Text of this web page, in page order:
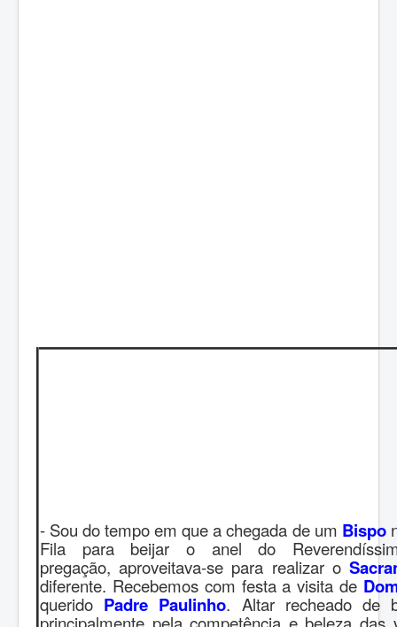
- Sou do tempo em que a chegada de um Bispo
Fila para beijar o anel do
pregação,aproveitava-se para realizar o
diferente. Recebemos com festa a visita de
querido Padre Paulinho. Altar recheado de
principalmente pela competência e beleza